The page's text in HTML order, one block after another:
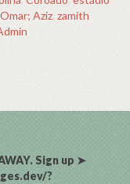
Omar; Aziz, zamith
Sign up ➤
?